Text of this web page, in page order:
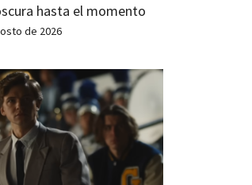
hasta el momento
de 2026